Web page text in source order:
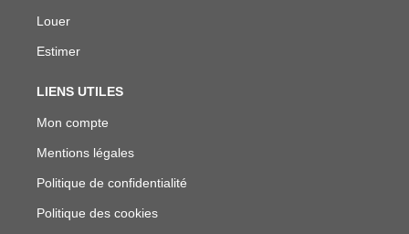
Louer
Estimer
LIENS UTILES
Mon compte
Mentions légales
Politique de confidentialité
Politique des cookies